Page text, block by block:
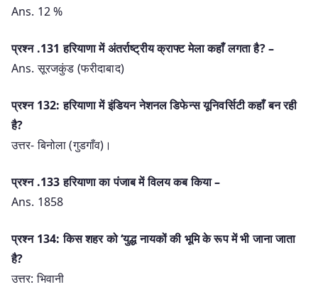
Ans. 12 %
प्रश्‍न .131 हरियाणा में अंतर्राष्ट्रीय क्राफ्ट मेला कहाँ लगता है? –
Ans. सूरजकुंड (फरीदाबाद)
प्रश्न 132: हरियाणा में इंडियन नेशनल डिफेन्स यूनिवर्सिटी कहाँ बन रही
है?
उत्तर- बिनोला (गुडगाँव)।
प्रश्‍न .133 हरियाणा का पंजाब में विलय कब किया –
Ans. 1858
प्रश्न 134: किस शहर को ‘युद्ध नायकों की भूमि के रूप में भी जाना जाता
है?
उत्तर: भिवानी